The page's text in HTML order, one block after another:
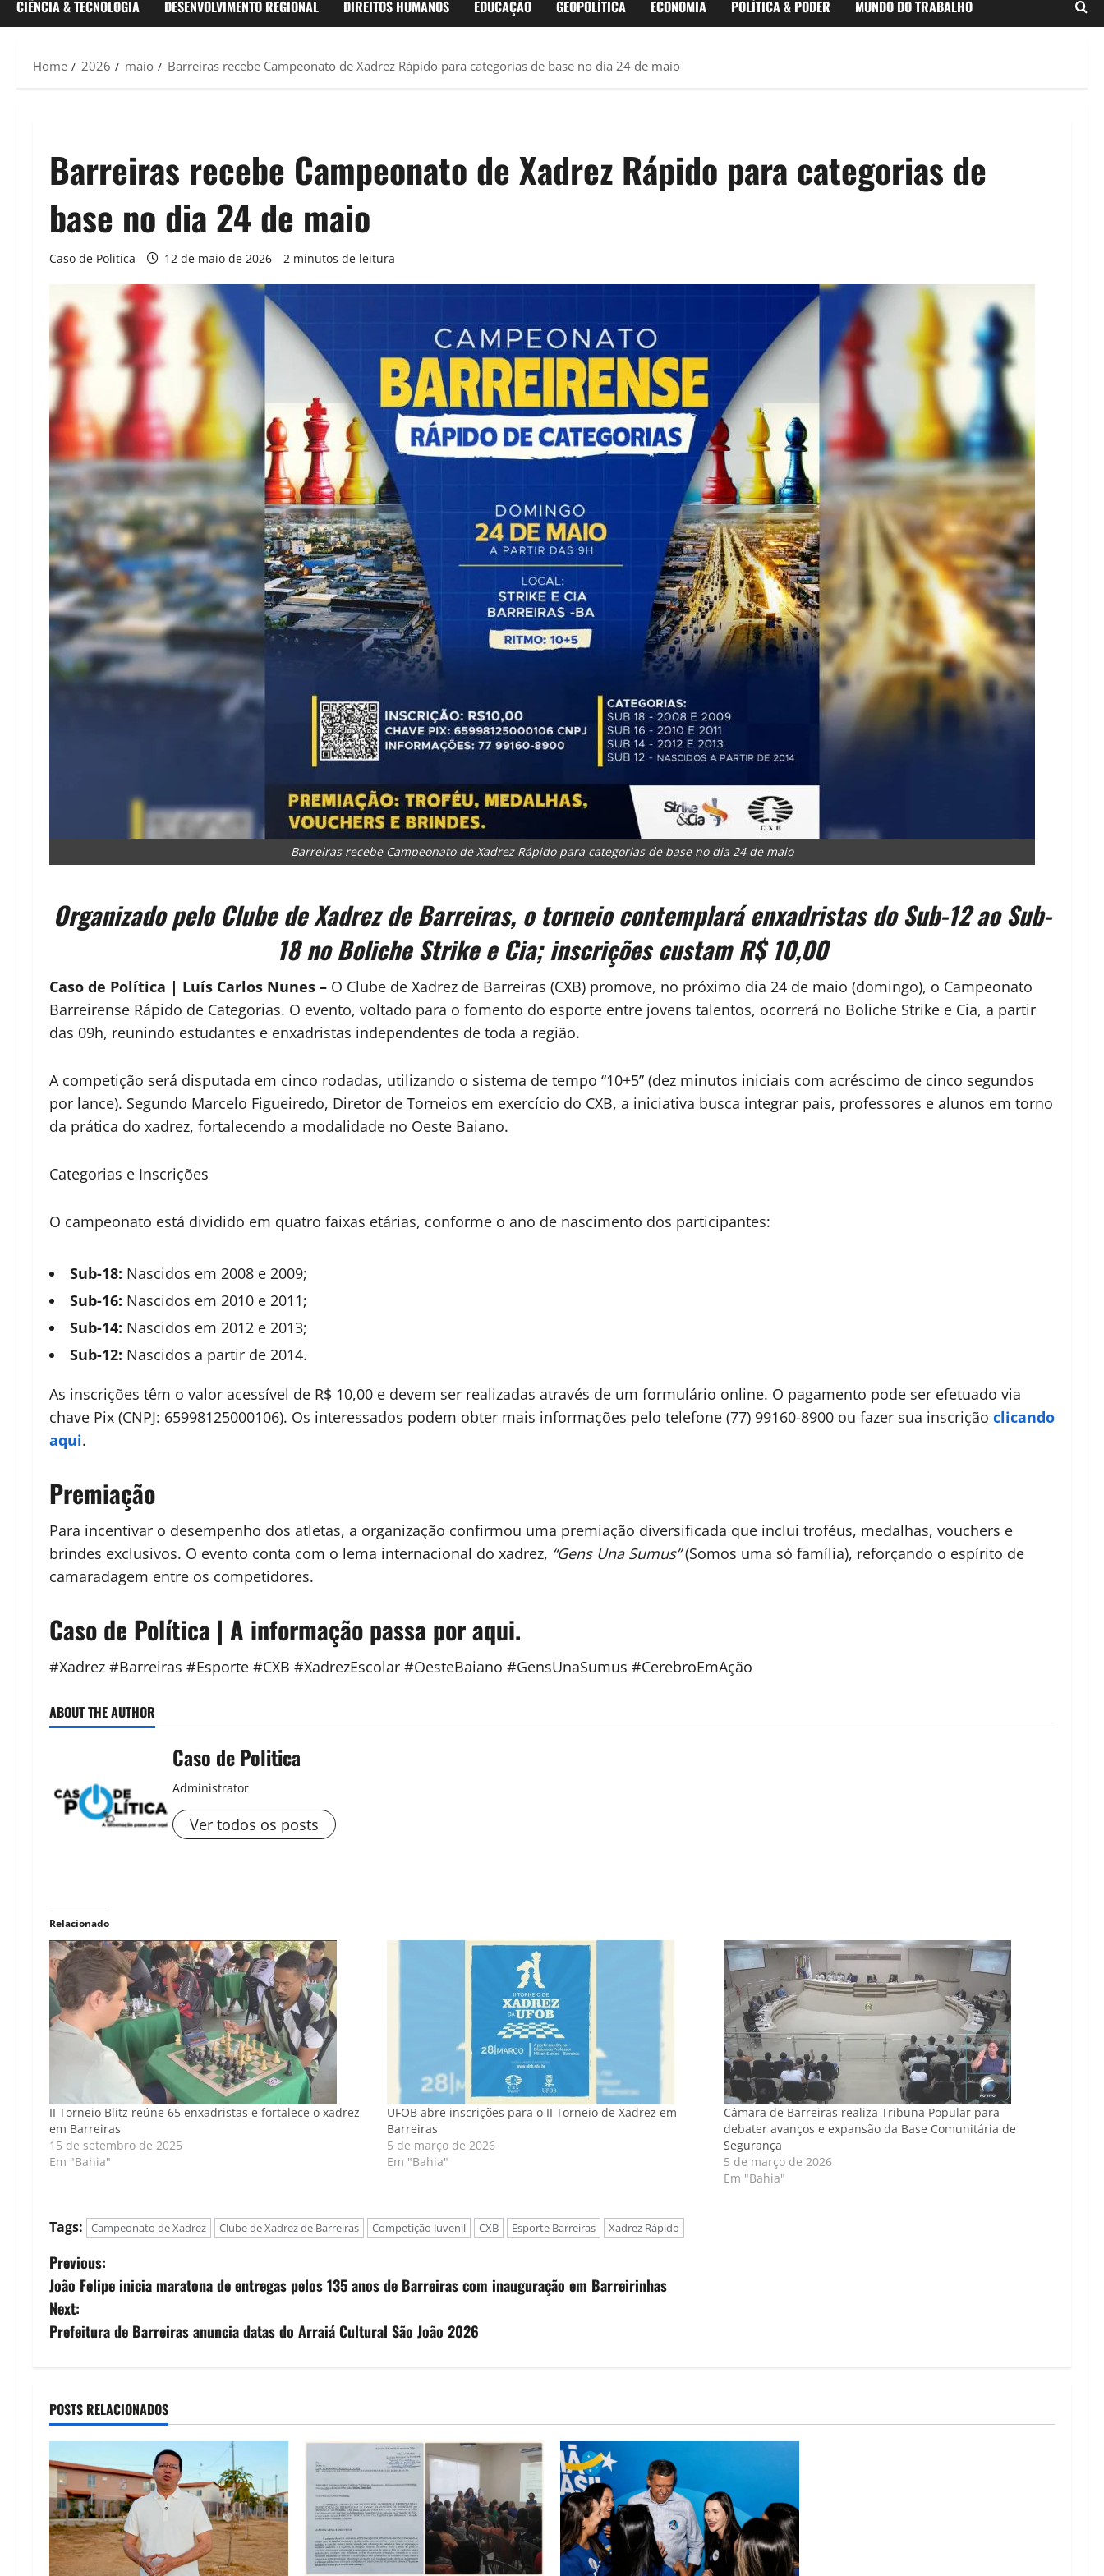
CIÊNCIA & TECNOLOGIA DESENVOLVIMENTO REGIONAL DIREITOS HUMANOS EDUCAÇÃO GEOPOLÍTICA ECONOMIA POLÍTICA & PODER MUNDO DO TRABALHO
Home 2026 maio Barreiras recebe Campeonato de Xadrez Rápido para categorias de base no dia 24 de maio
Barreiras recebe Campeonato de Xadrez Rápido para categorias de
base no dia 24 de maio
Caso de Politica 12 de maio de 2026 2 minutos de leitura
Barreiras recebe Campeonato de Xadrez Rápido para categorias de base no dia 24 de maio
Organizado pelo Clube de Xadrez de Barreiras, o torneio contemplará enxadristas do Sub-12 ao Sub-
18 no Boliche Strike e Cia; inscrições custam R$ 10,00
Caso de Política | Luís Carlos Nunes – O Clube de Xadrez de Barreiras (CXB) promove, no próximo dia 24 de maio (domingo), o Campeonato
Barreirense Rápido de Categorias. O evento, voltado para o fomento do esporte entre jovens talentos, ocorrerá no Boliche Strike e Cia, a partir
das 09h, reunindo estudantes e enxadristas independentes de toda a região.
A competição será disputada em cinco rodadas, utilizando o sistema de tempo “10+5” (dez minutos iniciais com acréscimo de cinco segundos
por lance). Segundo Marcelo Figueiredo, Diretor de Torneios em exercício do CXB, a iniciativa busca integrar pais, professores e alunos em torno
da prática do xadrez, fortalecendo a modalidade no Oeste Baiano.
Categorias e Inscrições
O campeonato está dividido em quatro faixas etárias, conforme o ano de nascimento dos participantes:
Sub-18: Nascidos em 2008 e 2009;
Sub-16: Nascidos em 2010 e 2011;
Sub-14: Nascidos em 2012 e 2013;
Sub-12: Nascidos a partir de 2014.
As inscrições têm o valor acessível de R$ 10,00 e devem ser realizadas através de um formulário online. O pagamento pode ser efetuado via
chave Pix (CNPJ: 65998125000106). Os interessados podem obter mais informações pelo telefone (77) 99160-8900 ou fazer sua inscrição clicando
aqui.
Premiação
Para incentivar o desempenho dos atletas, a organização confirmou uma premiação diversificada que inclui troféus, medalhas, vouchers e
brindes exclusivos. O evento conta com o lema internacional do xadrez, “Gens Una Sumus”(Somos uma só família), reforçando o espírito de
camaradagem entre os competidores.
Caso de Política | A informação passa por aqui.
#Xadrez #Barreiras #Esporte #CXB #XadrezEscolar #OesteBaiano #GensUnaSumus #CerebroEmAção
ABOUT THE AUTHOR
Caso de Politica
Administrator
Ver todos os posts
Relacionado
II Torneio Blitz reúne 65 enxadristas e fortalece o xadrez
em Barreiras
15 de setembro de 2025
Em "Bahia"
UFOB abre inscrições para o II Torneio de Xadrez em
Barreiras
5 de março de 2026
Em "Bahia"
Câmara de Barreiras realiza Tribuna Popular para
debater avanços e expansão da Base Comunitária de
Segurança
5 de março de 2026
Em "Bahia"
Tags: Campeonato de Xadrez Clube de Xadrez de Barreiras Competição Juvenil CXB Esporte Barreiras Xadrez Rápido
P
o
s
n
a
v
i
g
Previous:
João Felipe inicia maratona de entregas pelos 135 anos de Barreiras com inauguração em Barreirinhas
Next:
Prefeitura de Barreiras anuncia datas do Arraiá Cultural São João 2026
POSTS RELACIONADOS